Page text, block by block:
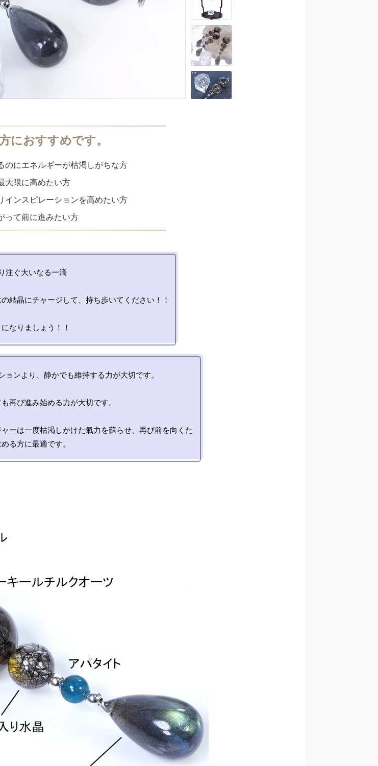
のにエネルギーが枯渇しがちな方
大限に高めたい方
インスピレーションを高めたい方
って前に進みたい方
注ぐ大いなる一滴
結晶にチャージして、持ち歩いてください！！
ョンより、静かでも維持する力が大切です。
再び進み始める力が大切です。
ーは一度枯渇しかけた氣力を蘇らせ、再び前を向くた